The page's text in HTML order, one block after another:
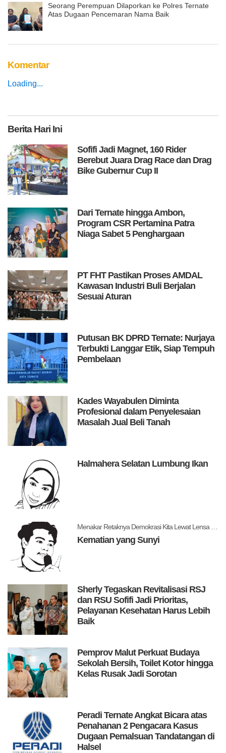
Seorang Perempuan Dilaporkan ke Polres Ternate
Atas Dugaan Pencemaran Nama Baik
Komentar
Loading...
BeritaHari Ini
Sofifi Jadi Magnet, 160 Rider
Berebut Juara Drag Race dan Drag
Bike Gubernur Cup II
Dari Ternate hingga Ambon,
Program CSR Pertamina Patra
Niaga Sabet 5 Penghargaan
PT FHT Pastikan Proses AMDAL
Kawasan Industri Buli Berjalan
Sesuai Aturan
Putusan BK DPRD Ternate: Nurjaya
Terbukti Langgar Etik, Siap Tempuh
Pembelaan
Kades Wayabulen Diminta
Profesional dalam Penyelesaian
Masalah Jual Beli Tanah
Halmahera Selatan Lumbung Ikan
Kematian yang Sunyi
Sherly Tegaskan Revitalisasi RSJ
dan RSU Sofifi Jadi Prioritas,
Pelayanan Kesehatan Harus Lebih
Baik
Pemprov Malut Perkuat Budaya
Sekolah Bersih, Toilet Kotor hingga
Kelas Rusak Jadi Sorotan
Peradi Ternate Angkat Bicara atas
Penahanan 2 Pengacara Kasus
Dugaan Pemalsuan Tandatangan di
Halsel